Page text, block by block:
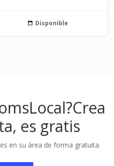
Disponible
Crea
es gratis
en su área de forma gratuita.